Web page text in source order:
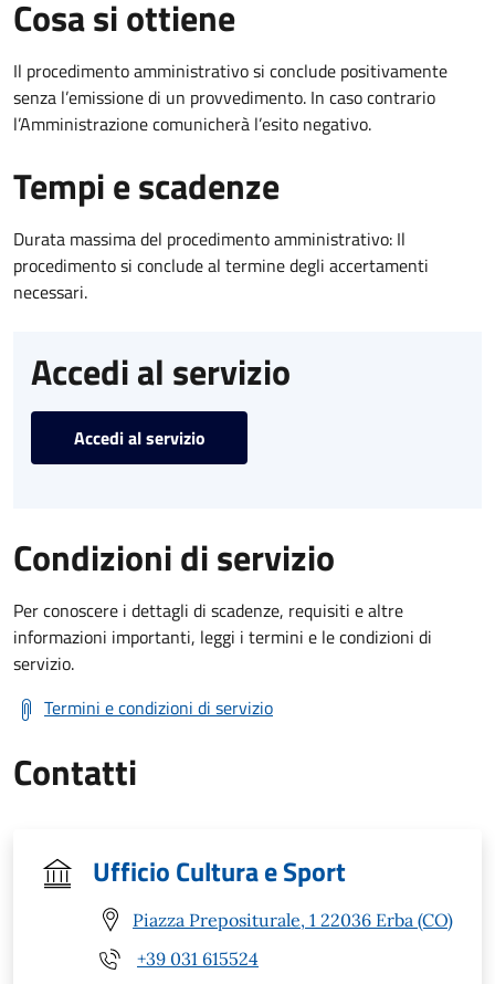
Cosa si ottiene
Il procedimento amministrativo si conclude positivamente
senza l’emissione di un provvedimento. In caso contrario
l’Amministrazione comunicherà l’esito negativo.
Tempi e scadenze
Durata massima del procedimento amministrativo: Il
procedimento si conclude al termine degli accertamenti
necessari.
Accedi al servizio
Accedi al servizio
Condizioni di servizio
Per conoscere i dettagli di scadenze, requisiti e altre
informazioni importanti, leggi i termini e le condizioni di
servizio.
Termini e condizioni di servizio
Contatti
Ufficio Cultura e Sport
Piazza Prepositurale, 1 22036 Erba (CO)
+39 031 615524